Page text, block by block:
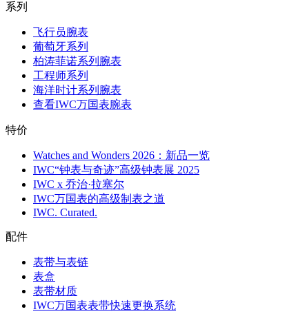
系列
飞行员腕表
葡萄牙系列
柏涛菲诺系列腕表
工程师系列
海洋时计系列腕表
查看IWC万国表腕表
特价
Watches and Wonders 2026：新品一览
IWC“钟表与奇迹”高级钟表展 2025
IWC x 乔治·拉塞尔
IWC万国表的高级制表之道
IWC. Curated.
配件
表带与表链
表盒
表带材质
IWC万国表表带快速更换系统